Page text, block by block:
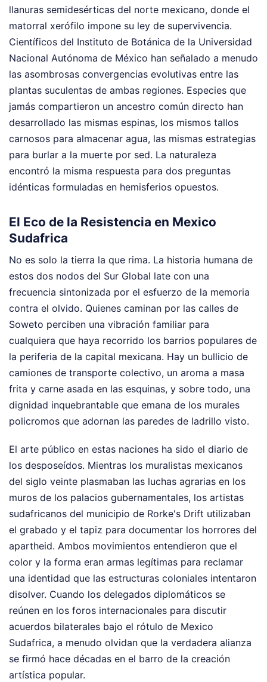
llanuras semidesérticas del norte mexicano, donde el
matorral xerófilo impone su ley de supervivencia.
Científicos del Instituto de Botánica de la Universidad
Nacional Autónoma de México han señalado a menudo
las asombrosas convergencias evolutivas entre las
plantas suculentas de ambas regiones. Especies que
jamás compartieron un ancestro común directo han
desarrollado las mismas espinas, los mismos tallos
carnosos para almacenar agua, las mismas estrategias
para burlar a la muerte por sed. La naturaleza
encontró la misma respuesta para dos preguntas
idénticas formuladas en hemisferios opuestos.
El Eco de la Resistencia en Mexico
Sudafrica
No es solo la tierra la que rima. La historia humana de
estos dos nodos del Sur Global late con una
frecuencia sintonizada por el esfuerzo de la memoria
contra el olvido. Quienes caminan por las calles de
Soweto perciben una vibración familiar para
cualquiera que haya recorrido los barrios populares de
la periferia de la capital mexicana. Hay un bullicio de
camiones de transporte colectivo, un aroma a masa
frita y carne asada en las esquinas, y sobre todo, una
dignidad inquebrantable que emana de los murales
policromos que adornan las paredes de ladrillo visto.
El arte público en estas naciones ha sido el diario de
los desposeídos. Mientras los muralistas mexicanos
del siglo veinte plasmaban las luchas agrarias en los
muros de los palacios gubernamentales, los artistas
sudafricanos del municipio de Rorke's Drift utilizaban
el grabado y el tapiz para documentar los horrores del
apartheid. Ambos movimientos entendieron que el
color y la forma eran armas legítimas para reclamar
una identidad que las estructuras coloniales intentaron
disolver. Cuando los delegados diplomáticos se
reúnen en los foros internacionales para discutir
acuerdos bilaterales bajo el rótulo de Mexico
Sudafrica, a menudo olvidan que la verdadera alianza
se firmó hace décadas en el barro de la creación
artística popular.